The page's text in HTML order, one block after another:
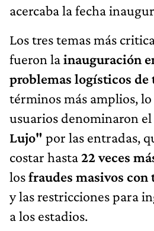
acercaba la fecha
Los tres temas más
fueron lainauguración
problemas logísticos de
términos más amplios,
usuarios denominaron el
Lujo" por las entradas,
costar hasta22 veces
losfraudes masivos
y las restricciones para
a los estadios.